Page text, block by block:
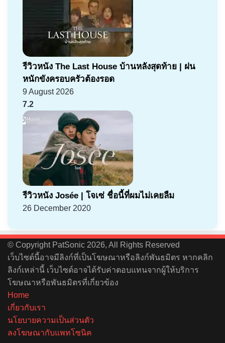
รีวิวหนัง The Last House บ้านหลังสุดท้าย | ฝน
หนักขังครอบครัวต้องรอด
9 August 2026
7.2
รีวิวหนัง Josée | โจเซ่ ชื่อนี้ที่ผมไม่เคยลืม
26 December 2020
© Copyright PatSonic 2026, All Rights Reserved
เว็บไซต์นี้อาจมีลิงก์ที่เป็นโฆษณาหรือลิงก์พันธมิตร หากคลิก
ลิงก์เหล่านี้ เว็บไซต์อาจได้รับค่าตอบแทนจากผู้ให้บริการ
โฆษณาหรือพันธมิตรที่เกี่ยวข้อง
Home
เกี่ยวกับเรา
นโยบายความเป็นส่วนตัว
ลงโฆษณากับแพทโซนิค